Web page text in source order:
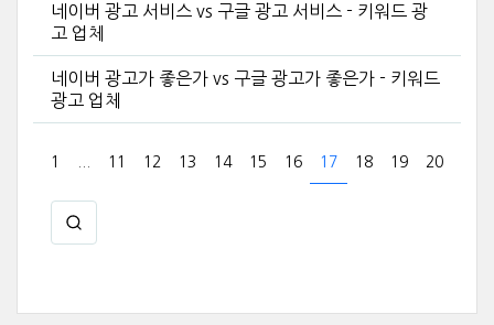
네이버 광고 서비스 vs 구글 광고 서비스 - 키워드 광
고 업체
네이버 광고가 좋은가 vs 구글 광고가 좋은가 - 키워드
광고 업체
1 11 12 13 14 15 16 17 18 19 20